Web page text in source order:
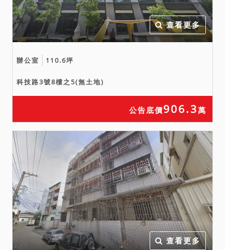
應提出經政府主管機關核准
在區內營業事業之證明文件
並附於投標書內，違反者投
查看更多
辦公室 110.6坪
科技路3號8樓之5(無土地)
公告底價906.3萬
查看更多